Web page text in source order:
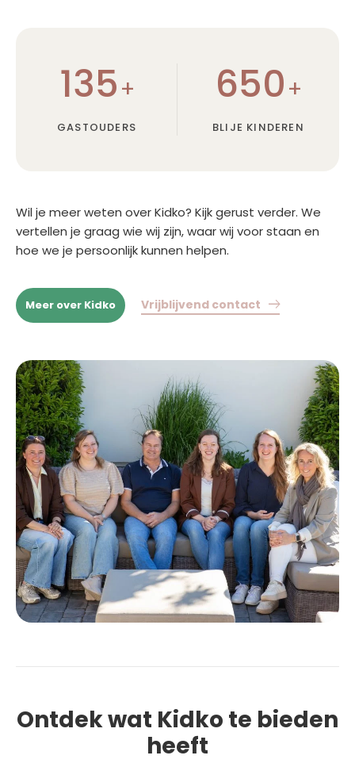
135+
GASTOUDERS
650+
BLIJE KINDEREN
Wil je meer weten over Kidko? Kijk gerust verder. We
vertellen je graag wie wij zijn, waar wij voor staan en
hoe we je persoonlijk kunnen helpen.
Meer over Kidko Vrijblijvend contact
Ontdek wat Kidko te bieden
heeft